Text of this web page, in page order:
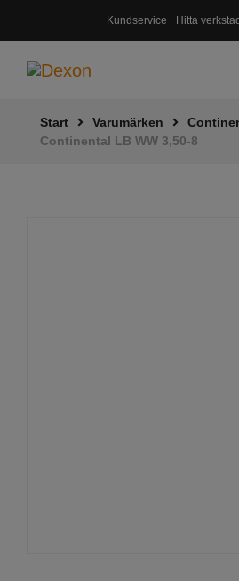
Kundservice Hitta verkstad
Start Varumärken
Continental LB WW 3,50-8